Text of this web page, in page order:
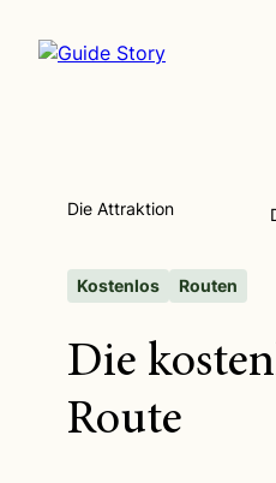
Support
Kontaktieren Sie
App herunterladen
Die Attraktion
Kostenlos Routen
Die
Route